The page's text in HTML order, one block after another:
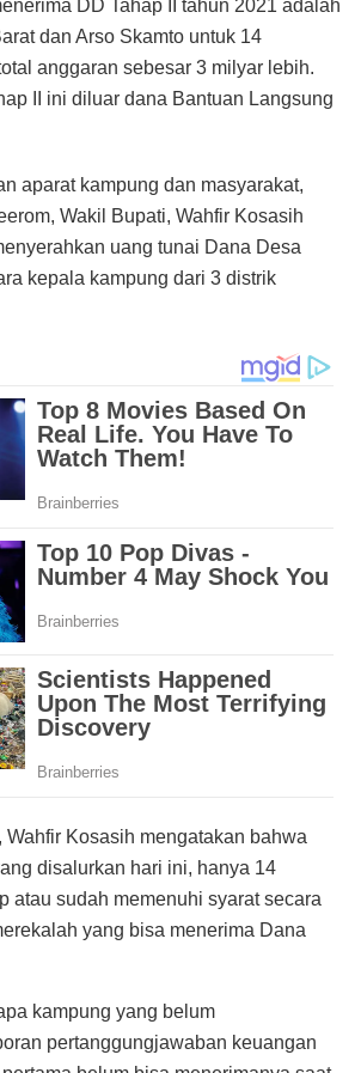
DD Tahap II tahun 2021 adalah
dan Arso Skamto untuk 14
anggaran sebesar 3 milyar lebih.
II ini diluar dana Bantuan Langsung
aparat kampung dan masyarakat,
Wakil Bupati, Wahfir Kosasih
uang tunai Dana Desa
kepala kampung dari 3 distrik
Wahfir Kosasih mengatakan bahwa
disalurkan hari ini, hanya 14
atau sudah memenuhi syarat secara
yang bisa menerima Dana
kampung yang belum
pertanggungjawaban keuangan